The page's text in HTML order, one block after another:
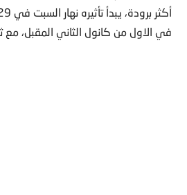
في الاول من كانول الثاني المقبل، مع ثلوج